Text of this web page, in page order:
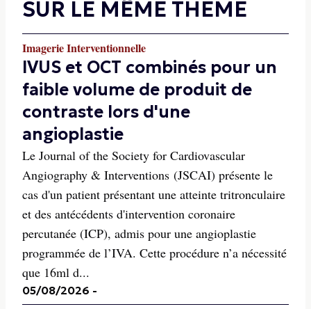
SUR LE MÊME THÈME
Imagerie Interventionnelle
IVUS et OCT combinés pour un
faible volume de produit de
contraste lors d'une
angioplastie
Le Journal of the Society for Cardiovascular
Angiography & Interventions (JSCAI) présente le
cas d'un patient présentant une atteinte tritronculaire
et des antécédents d'intervention coronaire
percutanée (ICP), admis pour une angioplastie
programmée de l’IVA. Cette procédure n’a nécessité
que 16ml d...
05/08/2026 -